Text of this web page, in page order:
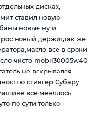
дисках,
ставил новую
новые ну и
новый держит,так же
все в сроки
чисто mobil30005w40
не вскрывался
стингер Субару
все менялось
по сути только